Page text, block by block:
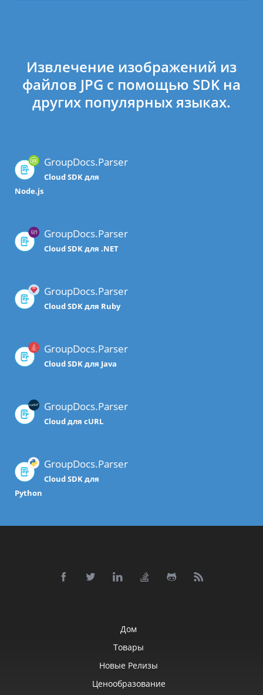
Извлечение изображений из
файлов JPG с помощью SDK на
других популярных языках.
GroupDocs.Parser
Cloud SDK для
Node.js
GroupDocs.Parser
Cloud SDK для .NET
GroupDocs.Parser
Cloud SDK для Ruby
GroupDocs.Parser
Cloud SDK для Java
GroupDocs.Parser
Cloud для cURL
GroupDocs.Parser
Cloud SDK для
Python
Дом
Товары
Новые Релизы
Ценообразование